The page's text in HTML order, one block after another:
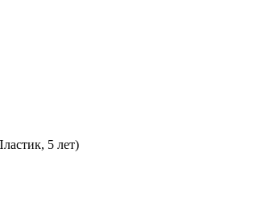
5 лет)